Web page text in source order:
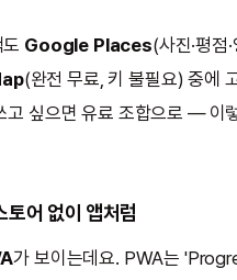
Google Places(사진·평점
(완전 무료, 키 불필요) 중에
고 싶으면 유료 조합으로 — 이
어 없이 앱처럼
가 보이는데요. PWA는